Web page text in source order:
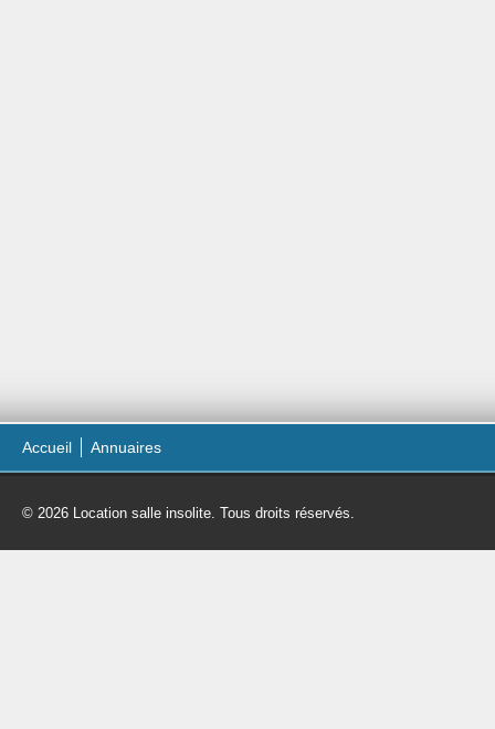
Accueil Annuaires
© 2026 Location salle insolite. Tous droits réservés.